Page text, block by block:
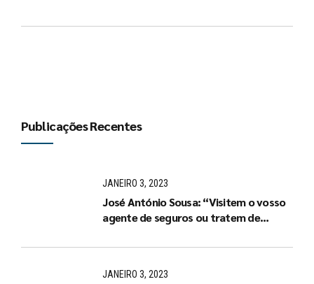
Publicações Recentes
JANEIRO 3, 2023
José António Sousa: “Visitem o vosso
agente de seguros ou tratem de
JANEIRO 3, 2023